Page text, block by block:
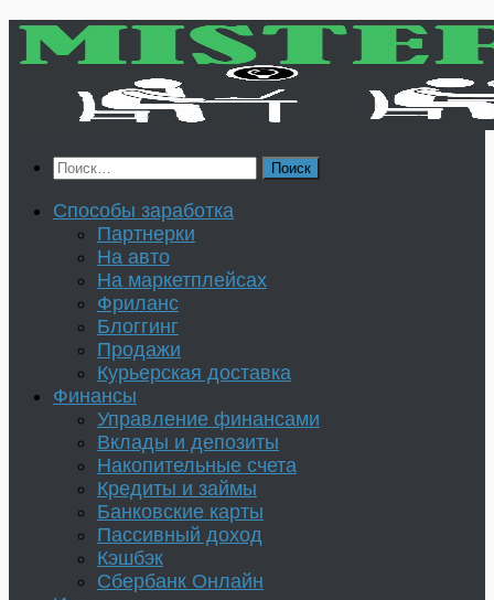
Перейти
Найти:
Способы заработка
Партнерки
На авто
На маркетплейсах
Фриланс
Блоггинг
Продажи
Курьерская доставка
Финансы
Управление финансами
Вклады и депозиты
Накопительные счета
Кредиты и займы
Банковские карты
Пассивный доход
Кэшбэк
Сбербанк Онлайн